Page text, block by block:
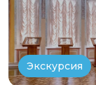
Экскурсия